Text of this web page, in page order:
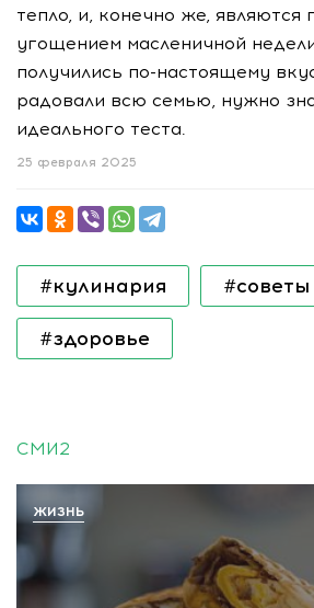
тепло, и, конечно же, являются
угощением масленичной
получились по-настоящему
радовали всю семью, нужно
идеального теста.
25 февраля 2025
#кулинария #советы
#здоровье
СМИ2
ЖИЗНЬ